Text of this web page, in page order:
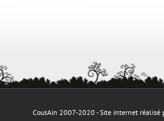
CousAin 2007-2020 - Site internet réalisé